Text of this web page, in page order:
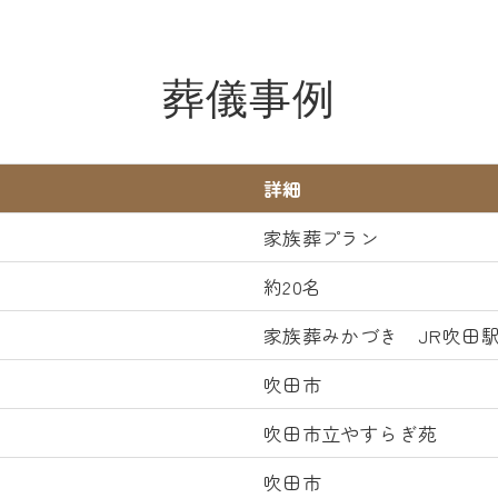
葬儀事例
詳細
家族葬プラン
約20名
家族葬みかづき JR吹田
吹田市
吹田市立やすらぎ苑
吹田市